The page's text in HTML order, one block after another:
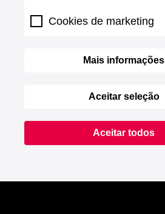
Cookies de marketing
Mais informações
Aceitar seleção
Aceitar todos